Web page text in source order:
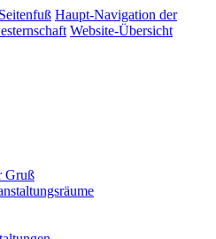
Seitenfuß Haupt-Navigation der
Website-Übersicht
Gruß